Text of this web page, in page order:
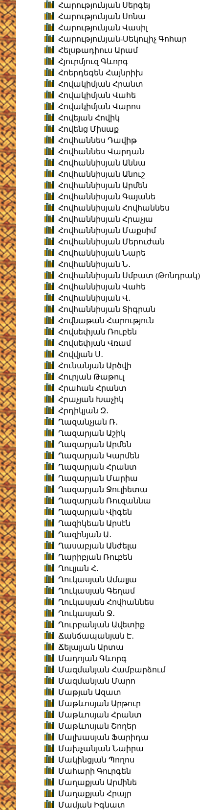
Հարությունյան Սերգեյ
Հարությունյան Սոնա
Հարությունյան Վասիլ
Հարությունյան-Սեկուլիչ Գոհար
Հելսթադիուս Արամ
Հյուրմյուզ Գևորգ
Հոերդեգեն Հայնրիխ
Հովակիմյան Հրանտ
Հովակիմյան Վահե
Հովակիմյան Վարոս
Հովեյան Հովիկ
Հովենց Միսաք
Հովհաննես Դավիթ
Հովհաննես Վարդան
Հովհաննիսյան Աննա
Հովհաննիսյան Անուշ
Հովհաննիսյան Արմեն
Հովհաննիսյան Գայանե
Հովհաննիսյան Հովհաննես
Հովհաննիսյան Հրաչյա
Հովհաննիսյան Մաքսիմ
Հովհաննիսյան Մերուժան
Հովհաննիսյան Նարե
Հովհաննիսյան Ն․
Հովհաննիսյան Սմբատ (Թոնդրակ)
Հովհաննիսյան Վահե
Հովհաննիսյան Վ․
Հովհաննիսյան Տիգրան
Հովնաթան Հարություն
Հովսեփյան Ռուբեն
Հովսեփյան Վռամ
Հովվյան Ս․
Հունանյան Արծվի
Հուրյան Թաթուլ
Հրահան Հրանտ
Հրաչյան Խաչիկ
Հրդիկյան Զ․
Ղազանչյան Ռ․
Ղազարյան Աշիկ
Ղազարյան Արմեն
Ղազարյան Կարմեն
Ղազարյան Հրանտ
Ղազարյան Մարիա
Ղազարյան Ջուլիետա
Ղազարյան Ռուզաննա
Ղազարյան Վիգեն
Ղազիկեան Արսէն
Ղազինյան Ա․
Ղասաբյան Անժելա
Ղարիբյան Ռուբեն
Ղուլյան Հ․
Ղուկասյան Ամալյա
Ղուկասյան Գեղամ
Ղուկասյան Հովհաննես
Ղուկասյան Ջ․
Ղուրբանյան Ավետիք
Ճանճապանյան Է․
Ճելալյան Արտա
Մադոյան Գևորգ
Մազմանյան Համբարձում
Մազմանյան Մարո
Մաթյան Ազատ
Մաթևոսյան Արթուր
Մաթևոսյան Հրանտ
Մաթևոսյան Շողեր
Մալխասյան Ֆարիդա
Մախչանյան Նաիրա
Մակինցյան Պողոս
Մահարի Գուրգեն
Մաղաքյան Արմինե
Մաղաքյան Հրայր
Մամյան Իգնատ